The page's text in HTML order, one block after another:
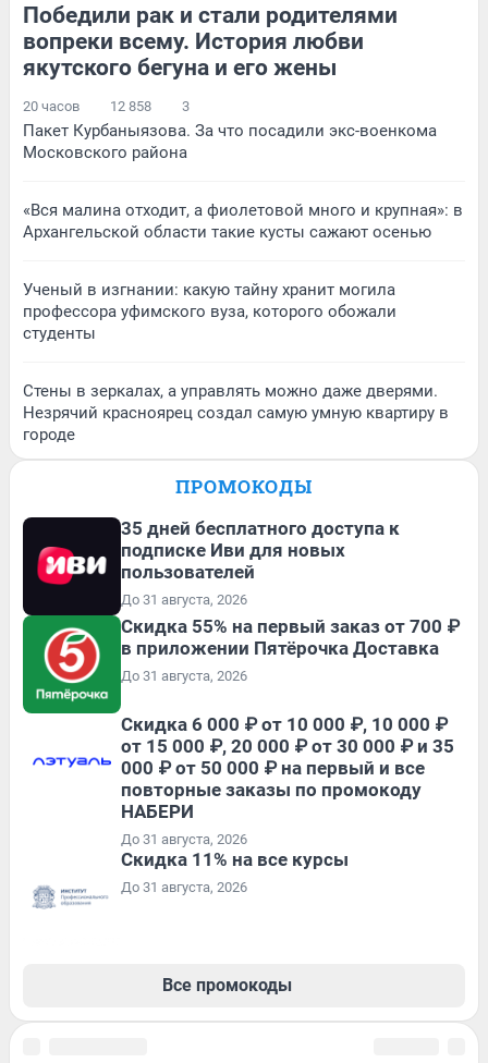
Победили рак и стали родителями
вопреки всему. История любви
якутского бегуна и его жены
20 часов 12 858 3
Пакет Курбаныязова. За что посадили экс-военкома
Московского района
«Вся малина отходит, а фиолетовой много и крупная»: в
Архангельской области такие кусты сажают осенью
Ученый в изгнании: какую тайну хранит могила
профессора уфимского вуза, которого обожали
студенты
Стены в зеркалах, а управлять можно даже дверями.
Незрячий красноярец создал самую умную квартиру в
городе
ПРОМОКОДЫ
35 дней бесплатного доступа к
подписке Иви для новых
пользователей
До 31 августа, 2026
Скидка 55% на первый заказ от 700 ₽
в приложении Пятёрочка Доставка
До 31 августа, 2026
Скидка 6 000 ₽ от 10 000 ₽, 10 000 ₽
от 15 000 ₽, 20 000 ₽ от 30 000 ₽ и 35
000 ₽ от 50 000 ₽ на первый и все
повторные заказы по промокоду
НАБЕРИ
До 31 августа, 2026
Скидка 11% на все курсы
До 31 августа, 2026
Все промокоды